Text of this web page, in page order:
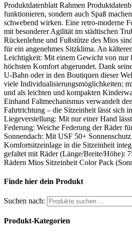
Produktdatenblatt Rahmen
funktionieren, sondern auch Spaß
schwebend wirken. Eine retro-moderne
mit besonderer Agilität im städtischen
Rückenlehne und Fußstütze des Mios
für ein angenehmes Sitzklima. An
Leichtigkeit: Mit einem Gewicht von nur
höchsten Komfort abgerundet. Dank
U-Bahn oder in den Boutiquen dieser
viele Individualisierungsmöglichkeiten:
und als leichten und kompakten
Einhand Faltmechanismus verwandelt
Fahrtrichtung – die Sitzeinheit lässt sich
Liegeverstellung: Mit nur einer Hand
Federung: Weiche Federung der Räder
Sonnendach: Mit USF 50+
Komfortsitzeinlage in die Sitzeinheit
gefaltet mit Räder (Länge/Breite/Höhe):
Rädern Mios Sitzeinheit Color Pack
Finde hier dein Produkt
Suchen nach:
Produkt-Kategorien